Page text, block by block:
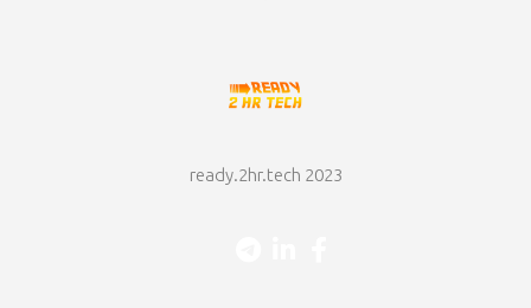
ready.2hr.tech 2023